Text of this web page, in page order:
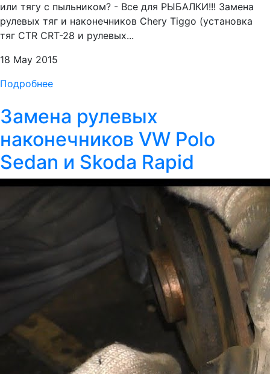
или тягу с пыльником? - Все для РЫБАЛКИ!!! Замена
рулевых тяг и наконечников Chery Tiggo (установка
тяг CTR CRT-28 и рулевых...
18 May 2015
Подробнее
Замена рулевых
наконечников VW Polo
Sedan и Skoda Rapid